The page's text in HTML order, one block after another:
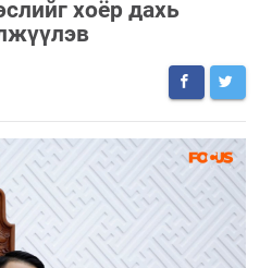
хоёр дахь